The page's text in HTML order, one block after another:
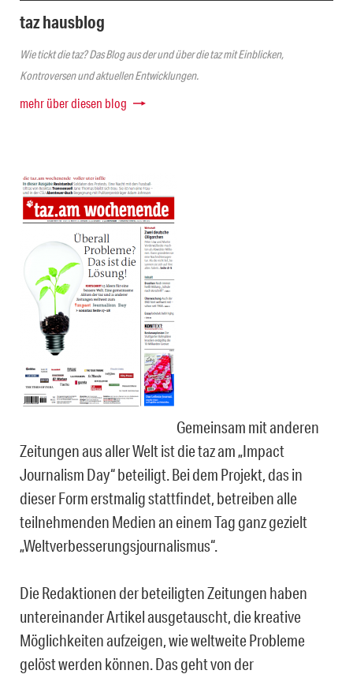
taz hausblog
Wie tickt die taz? Das Blog aus der und über die taz mit Einblicken,
Kontroversen und aktuellen Entwicklungen.
mehr über diesen blog
Gemeinsam mit anderen
Zeitungen aus aller Welt ist die taz am „Impact
Journalism Day“ beteiligt. Bei dem Projekt, das in
dieser Form erstmalig stattfindet, betreiben alle
teilnehmenden Medien an einem Tag ganz gezielt
„Weltverbesserungsjournalismus“.
Die Redaktionen der beteiligten Zeitungen haben
untereinander Artikel ausgetauscht, die kreative
Möglichkeiten aufzeigen, wie weltweite Probleme
gelöst werden können. Das geht von der